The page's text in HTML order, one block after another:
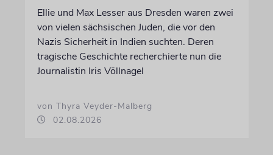
Ellie und Max Lesser aus Dresden waren zwei
von vielen sächsischen Juden, die vor den
Nazis Sicherheit in Indien suchten. Deren
tragische Geschichte recherchierte nun die
Journalistin Iris Völlnagel
von Thyra Veyder-Malberg
02.08.2026